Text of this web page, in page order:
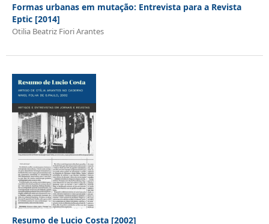
Formas urbanas em mutação: Entrevista para a Revista
Eptic [2014]
Otilia Beatriz Fiori Arantes
Resumo de Lucio Costa [2002]